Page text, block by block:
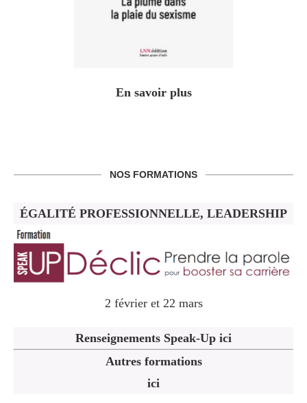
En savoir plus
NOS FORMATIONS
ÉGALITÉ PROFESSIONNELLE, LEADERSHIP
2 février et 22 mars
Renseignements Speak-Up ici
Autres formations
ici